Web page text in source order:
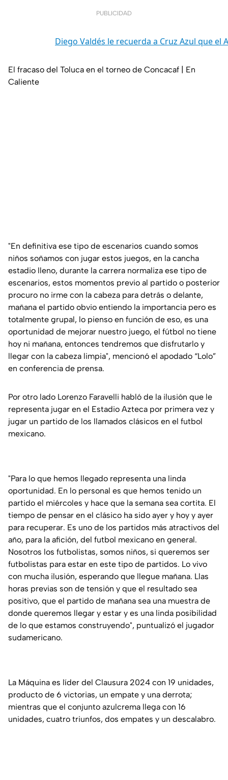
PUBLICIDAD
Diego Valdés le recuerda a Cruz Azul que el
El fracaso del Toluca en el torneo de Concacaf | En
Caliente
"En definitiva ese tipo de escenarios cuando somos
niños soñamos con jugar estos juegos, en la cancha
estadio lleno, durante la carrera normaliza ese tipo de
escenarios, estos momentos previo al partido o posterior
procuro no irme con la cabeza para detrás o delante,
mañana el partido obvio entiendo la importancia pero es
totalmente grupal, lo pienso en función de eso, es una
oportunidad de mejorar nuestro juego, el fútbol no tiene
hoy ni mañana, entonces tendremos que disfrutarlo y
llegar con la cabeza limpia", mencionó el apodado “Lolo”
en conferencia de prensa.
Por otro lado Lorenzo Faravelli habló de la ilusión que le
representa jugar en el Estadio Azteca por primera vez y
jugar un partido de los llamados clásicos en el futbol
mexicano.
"Para lo que hemos llegado representa una linda
oportunidad. En lo personal es que hemos tenido un
partido el miércoles y hace que la semana sea cortita. El
tiempo de pensar en el clásico ha sido ayer y hoy y ayer
para recuperar. Es uno de los partidos más atractivos del
año, para la afición, del futbol mexicano en general.
Nosotros los futbolistas, somos niños, si queremos ser
futbolistas para estar en este tipo de partidos. Lo vivo
con mucha ilusión, esperando que llegue mañana. Llas
horas previas son de tensión y que el resultado sea
positivo, que el partido de mañana sea una muestra de
donde queremos llegar y estar y es una linda posibilidad
de lo que estamos construyendo", puntualizó el jugador
sudamericano.
La Máquina es líder del Clausura 2024 con 19 unidades,
producto de 6 victorias, un empate y una derrota;
mientras que el conjunto azulcrema llega con 16
unidades, cuatro triunfos, dos empates y un descalabro.